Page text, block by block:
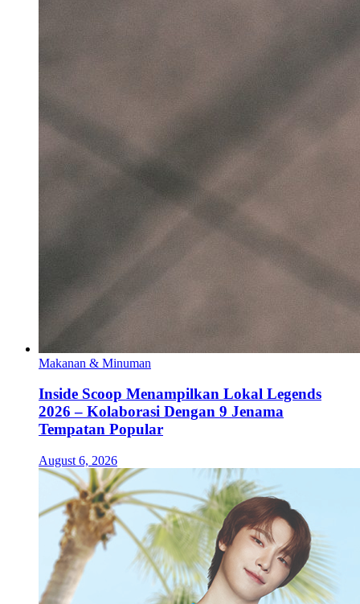
Makanan & Minuman
Inside Scoop Menampilkan Lokal Legends
2026 – Kolaborasi Dengan 9 Jenama
Tempatan Popular
August 6, 2026